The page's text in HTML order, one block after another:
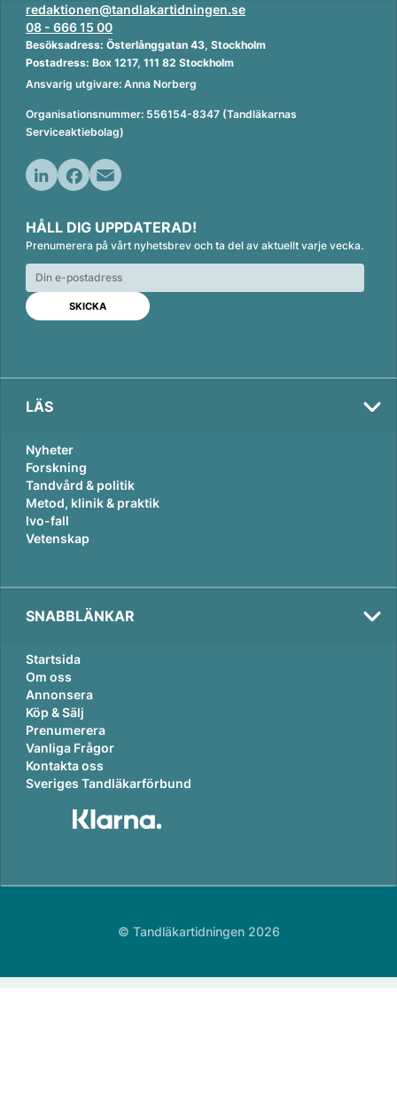
redaktionen@tandlakartidningen.se
08 - 666 15 00
Besöksadress: Österlånggatan 43, Stockholm
Postadress: Box 1217, 111 82 Stockholm
Ansvarig utgivare: Anna Norberg
Organisationsnummer: 556154-8347 (Tandläkarnas
Serviceaktiebolag)
n
k
e
d
n
c
e
b
o
o
k
a
i
l
HÅLL DIG UPPDATERAD!
Prenumerera på vårt nyhetsbrev och ta del av aktuellt varje vecka.
LÄS
Nyheter
Forskning
Tandvård & politik
Metod, klinik & praktik
Ivo-fall
Vetenskap
SNABBLÄNKAR
Startsida
Om oss
Annonsera
Köp & Sälj
Prenumerera
Vanliga Frågor
Kontakta oss
Sveriges Tandläkarförbund
© Tandläkartidningen 2026